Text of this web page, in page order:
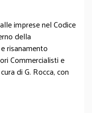
imprese nel Codice
della
risanamento
Commercialisti e
di G. Rocca, con